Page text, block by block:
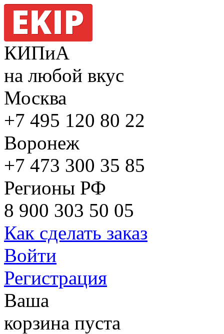
КИПиА
на любой вкус
Москва
+7 495 120 80 22
Воронеж
+7 473 300 35 85
Регионы РФ
8 900 303 50 05
Как сделать заказ
Войти
Регистрация
Ваша
корзина пуста